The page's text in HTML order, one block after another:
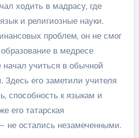
ходить в мадрасу, где
и религиозные науки.
проблем, он не смог
в медресе
учиться в обычной
Здесь его заметили учителя
способность к языкам и
его татарская
не остались незамеченными.